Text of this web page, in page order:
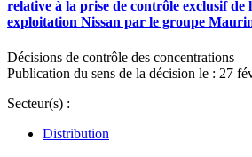
relative à la prise de contrôle exclusif de
exploitation Nissan par le groupe
Décisions de contrôle des concentrations
Publication du sens de la décision le : 27
Secteur(s) :
Distribution